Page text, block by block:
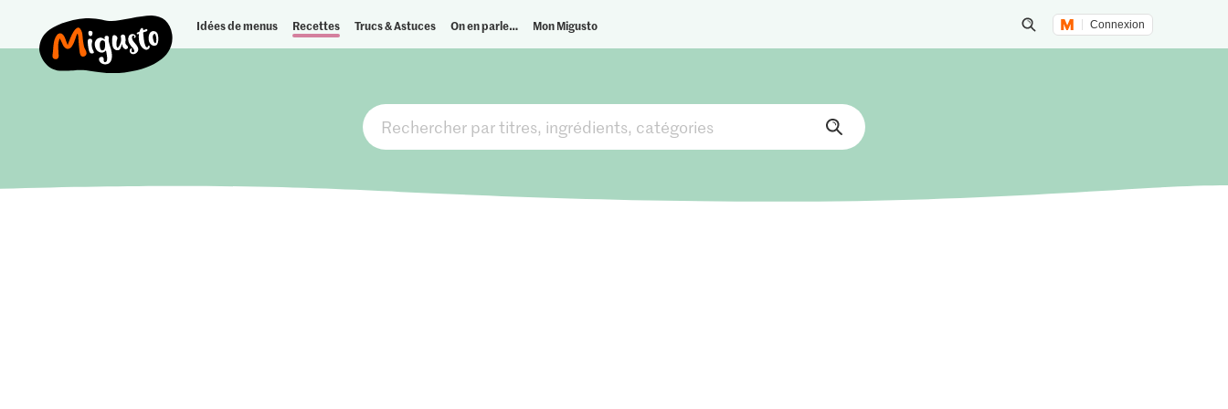
Idées de menus Recettes Trucs & Astuces On en parle… Mon Migusto
Lancer une recherche
Connexion